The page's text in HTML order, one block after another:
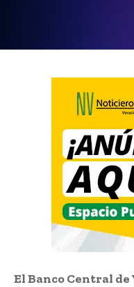
El Banco Central